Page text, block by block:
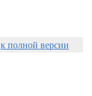
к полной версии